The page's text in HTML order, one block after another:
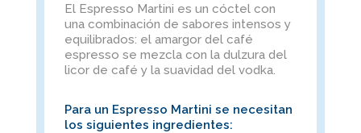
El Espresso Martini es un cóctel con
una combinación de sabores intensos y
equilibrados: el amargor del café
espresso se mezcla con la dulzura del
licor de café y la suavidad del vodka.
Para un Espresso Martini se necesitan
los siguientes ingredientes: